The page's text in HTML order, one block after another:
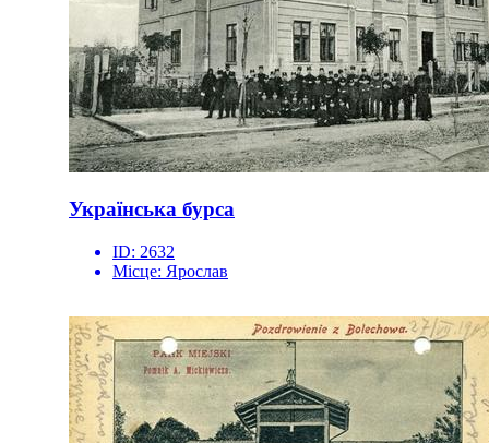
Українська бурса
ID: 2632
Місце: Ярослав